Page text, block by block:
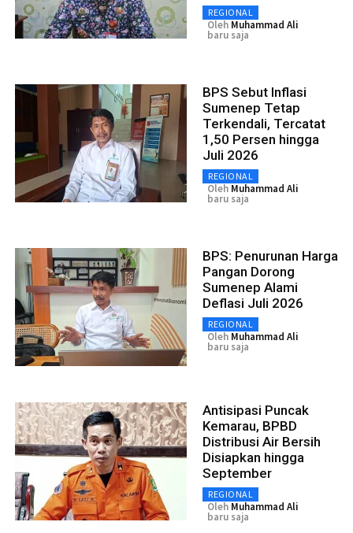
REGIONAL
Oleh Muhammad Ali
baru saja
BPS Sebut Inflasi
Sumenep Tetap
Terkendali, Tercatat
1,50 Persen hingga
Juli 2026
REGIONAL
Oleh Muhammad Ali
baru saja
BPS: Penurunan Harga
Pangan Dorong
Sumenep Alami
Deflasi Juli 2026
REGIONAL
Oleh Muhammad Ali
baru saja
Antisipasi Puncak
Kemarau, BPBD
Distribusi Air Bersih
Disiapkan hingga
September
REGIONAL
Oleh Muhammad Ali
baru saja